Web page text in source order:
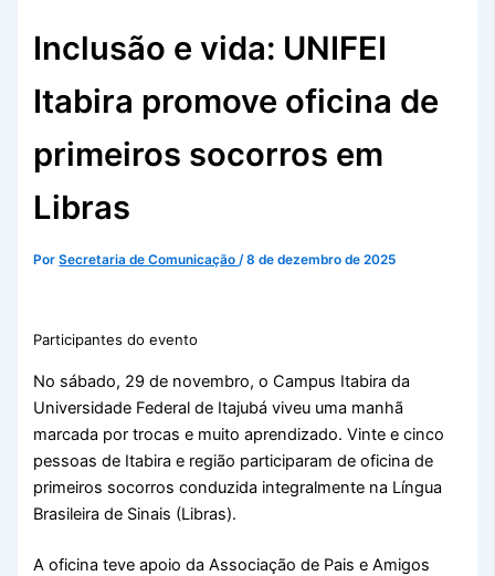
Inclusão e vida: UNIFEI
Itabira promove oficina de
primeiros socorros em
Libras
PorSecretaria de Comunicação/8 de dezembro de 2025
Participantes do evento
No sábado, 29 de novembro, o Campus Itabira da
Universidade Federal de Itajubá viveu uma manhã
marcada por trocas e muito aprendizado. Vinte e cinco
pessoas de Itabira e região participaram de oficina de
primeiros socorros conduzida integralmente na Língua
Brasileira de Sinais (Libras).
A oficina teve apoio da Associação de Pais e Amigos